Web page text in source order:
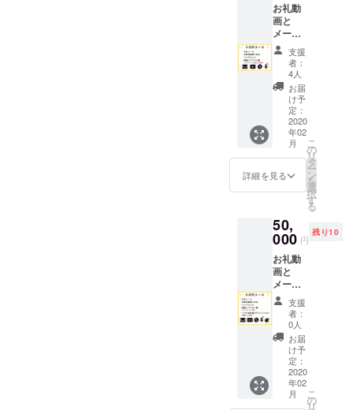
お礼動
画と
メー
ル、ミ
ニアル
バムに
加えて
名前入
りの
voice
データ
をお送
りしま
す。
支援
者：
4人
お届
け予
定：
2020
年02
月
詳細を見る
こ
の
リ
タ
ー
ン
を
選
択
す
る
50,
000 円
残り10
お礼動
画と
メー
ル、ミ
ニアル
バム、
名前入
りvoice
に加え
て キャ
ラク
ターデ
支援
者：
0人
お届
け予
定：
2020
年02
月
こ
の
リ